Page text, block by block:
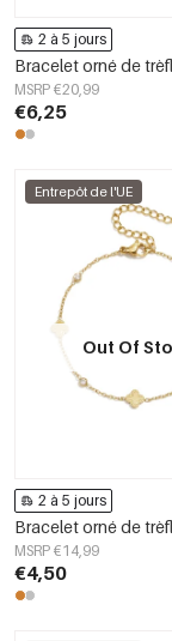
2 à 5 jours
MSRP €20,99
€6,25
Entrepôt de l'UE
Out Of
2 à 5 jours
MSRP €14,99
€4,50